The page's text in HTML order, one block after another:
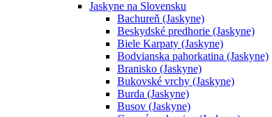
Jaskyne na Slovensku
Bachureň (Jaskyne)
Beskydské predhorie (Jaskyne)
Biele Karpaty (Jaskyne)
Bodvianska pahorkatina (Jaskyne)
Branisko (Jaskyne)
Bukovské vrchy (Jaskyne)
Burda (Jaskyne)
Busov (Jaskyne)